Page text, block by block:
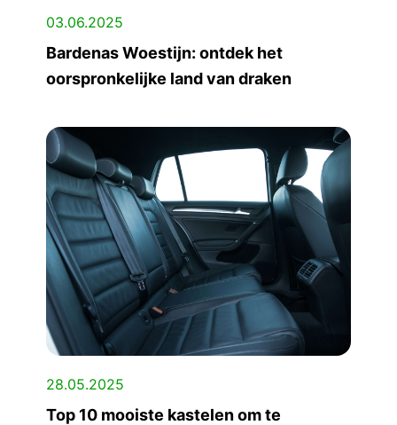
03.06.2025
Bardenas Woestijn: ontdek het
oorspronkelijke land van draken
28.05.2025
Top 10 mooiste kastelen om te